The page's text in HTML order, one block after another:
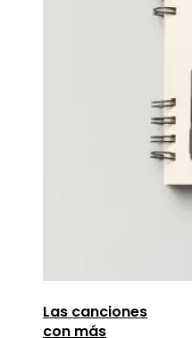
Las canciones
con más